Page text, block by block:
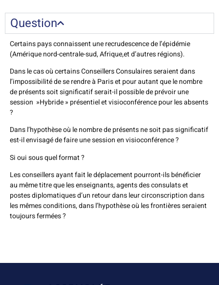
Question
Certains pays connaissent une recrudescence de l’épidémie
(Amérique nord-centrale-sud, Afrique,et d’autres régions).
Dans le cas où certains Conseillers Consulaires seraient dans
l’impossibilité de se rendre à Paris et pour autant que le nombre
de présents soit significatif serait-il possible de prévoir une
session »Hybride » présentiel et visioconférence pour les absents
?
Dans l’hypothèse où le nombre de présents ne soit pas significatif
est-il envisagé de faire une session en visioconférence ?
Si oui sous quel format ?
Les conseillers ayant fait le déplacement pourront-ils bénéficier
au même titre que les enseignants, agents des consulats et
postes diplomatiques d’un retour dans leur circonscription dans
les mêmes conditions, dans l’hypothèse où les frontières seraient
toujours fermées ?